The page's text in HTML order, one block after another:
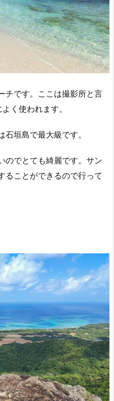
チです。ここは撮影所と言
く使われます。
垣島で最大級です。
のでとても綺麗です。サン
ることができるので行って